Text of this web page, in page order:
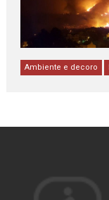
Ambiente e decoro